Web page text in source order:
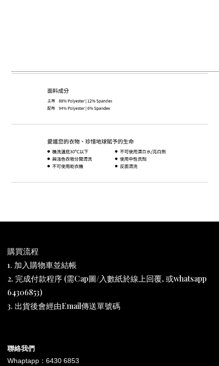
購買流程
1. 加入購物車並結帳
2. 完成付款程序 (需Cap圖/入數紙於線上回覆, 或whatsapp
64306853)
3. 出貨後會經由Email傳送單號碼
聯絡我們
Whaptapp：6430 6853